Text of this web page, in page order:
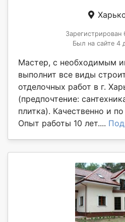
Зарегистрирован
Был на сайте 4
Мастер, с необходимым
выполнит все виды
отделочных работ в г.
(предпочтение:
плитка). Качественно и
Опыт работы 10 лет....